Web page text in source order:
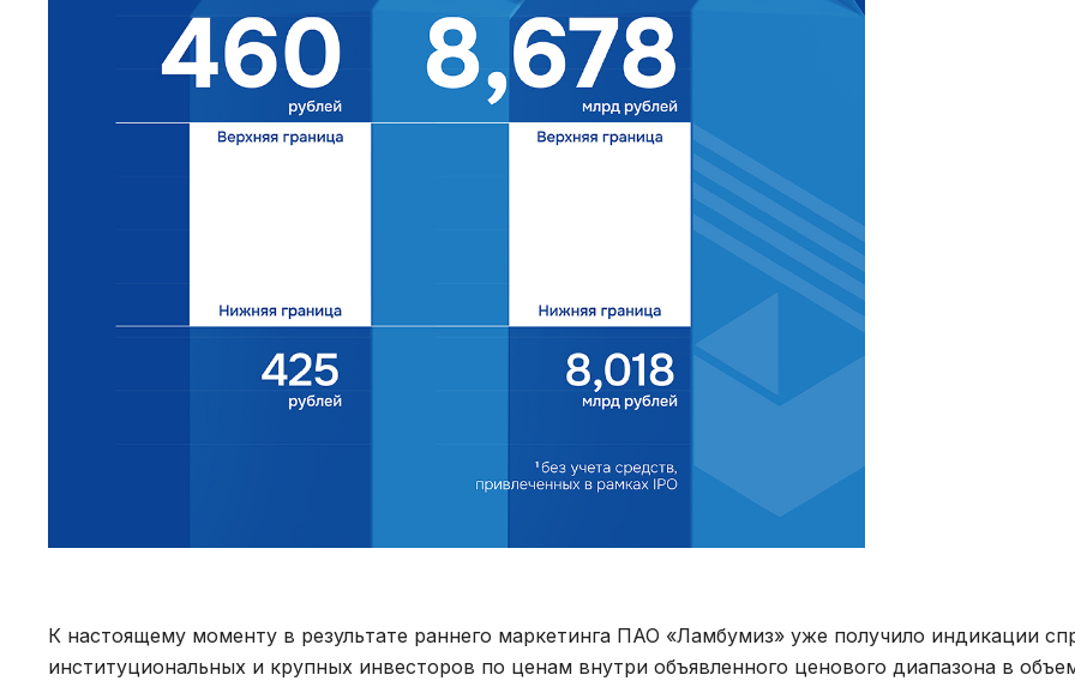
К настоящему моменту в результате раннего маркетинга ПАО «Ламбумиз» уже получило индикации
институциональных и крупных инвесторов по ценам внутри объявленного ценового диапазона в